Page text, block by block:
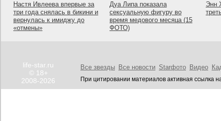
Настя Ивлеева впервые за
три года снялась в бикини и
вернулась к имиджу до
«отмены»
Дуа Липа показала
сексуальную фигуру во
время медового месяца (15
ФОТО)
Энн
life-star.ru
© 18+
2008-2026
Все звезды Все новости Starфото Видео
При цитировании материалов активная ссылка